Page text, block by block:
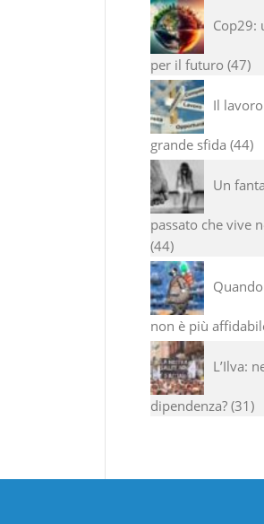
Cop29:
per il futuro 47
Il
grande sfida 44
Un
passato che vive
44
non è più
L’Ilva:
dipendenza? 31